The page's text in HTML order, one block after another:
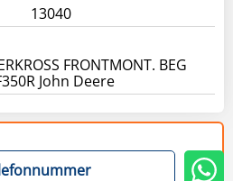
13040
FRONTMONT. BEG
John Deere